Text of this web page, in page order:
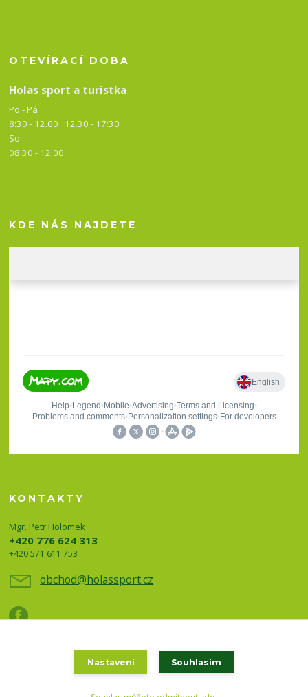
OTEVÍRACÍ DOBA
Holas sport a turistka
Po - Pá
8:30 - 12.00 12.30 - 17:30
So
08:30 - 12:00
KDE NÁS NAJDETE
KONTAKTY
Mgr. Petr Holomek
+420 776 624 313
+420 571 611 753
obchod@holassport.cz
Nastavení Souhlasím